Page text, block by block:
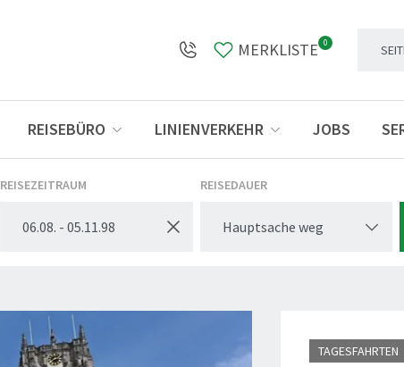
Öffnungszeiten
MERKLISTE 0
REISEBÜRO LINIENVERKEHR JOBS
REISEZEITRAUM REISEDAUER
Hauptsache weg
TAGESFAHRTEN